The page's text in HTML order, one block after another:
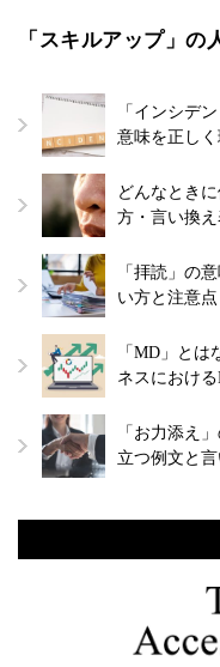
「スキルアップ」の
「インシデ
意味を正し
どんなとき
方・言い換
「拝読」の
い方と注意点
「MD」と
ネスにおけ
「お力添え
立つ例文と